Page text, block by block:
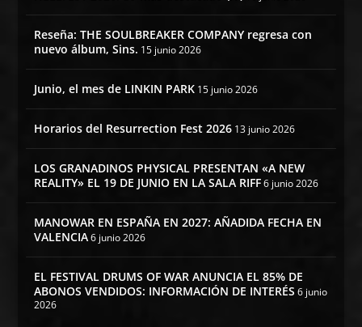
Reseña: THE SOULBREAKER COMPANY regresa con
nuevo álbum, Sins. 15 junio 2026
Junio, el mes de LINKIN PARK 15 junio 2026
Horarios del Resurrection Fest 2026 13 junio 2026
LOS GRANADINOS PHYSICAL PRESENTAN «A NEW
REALITY» EL 19 DE JUNIO EN LA SALA RIFF 6 junio 2026
MANOWAR EN ESPAÑA EN 2027: AÑADIDA FECHA EN
VALENCIA 6 junio 2026
EL FESTIVAL DRUMS OF WAR ANUNCIA EL 85% DE
ABONOS VENDIDOS: INFORMACIÓN DE INTERÉS 6 junio
2026